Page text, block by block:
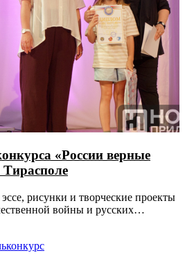
«России верные
рисунки и творческие проекты
войны и русских
конкурс